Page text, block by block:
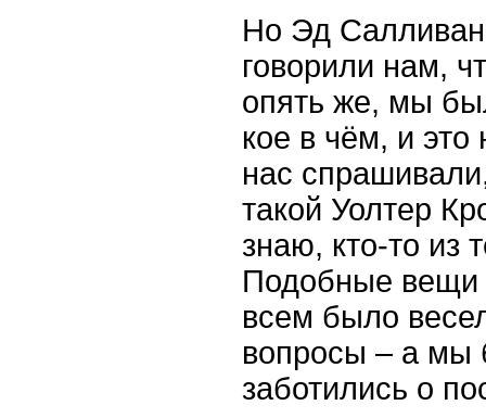
Но Эд
говорили нам,
опять же, мы
кое в чём, и
нас
такой Уолтер
знаю, кто-то из
Подобные вещи
всем было
вопросы – а мы
заботились о